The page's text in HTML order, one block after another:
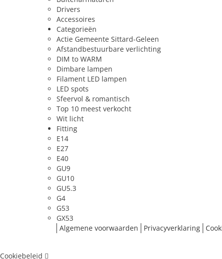
Drivers
Accessoires
Categorieën
Actie Gemeente Sittard-Geleen
Afstandbestuurbare verlichting
DIM to WARM
Dimbare lampen
Filament LED lampen
LED spots
Sfeervol & romantisch
Top 10 meest verkocht
Wit licht
Fitting
E14
E27
E40
GU9
GU10
GU5.3
G4
G53
GX53
Algemene voorwaarden
Privacyverklaring
Cookiebeleid